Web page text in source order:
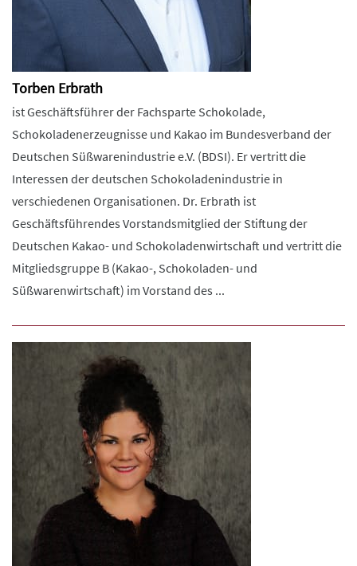
Torben Erbrath
ist Geschäftsführer der Fachsparte Schokolade,
Schokoladenerzeugnisse und Kakao im Bundesverband der
Deutschen Süßwarenindustrie e.V. (BDSI). Er vertritt die
Interessen der deutschen Schokoladenindustrie in
verschiedenen Organisationen. Dr. Erbrath ist
Geschäftsführendes Vorstandsmitglied der Stiftung der
Deutschen Kakao- und Schokoladenwirtschaft und vertritt die
Mitgliedsgruppe B (Kakao-, Schokoladen- und
Süßwarenwirtschaft) im Vorstand des ...